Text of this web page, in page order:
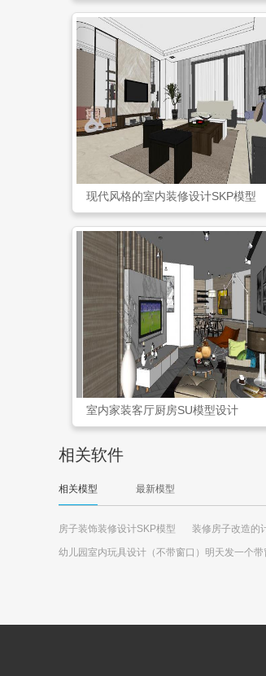
现代风格的室内装修设计SKP模型
室内家装客厅厨房SU模型设计
相关软件
相关模型 最新模型
房子装饰装修设计SKP模型 装修房子改造的
幼儿园室内玩具设计（不带窗口）明天发一个带